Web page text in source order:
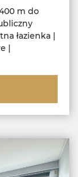
m do
łazienka |
|